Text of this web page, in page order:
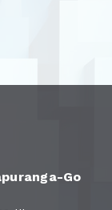
Go